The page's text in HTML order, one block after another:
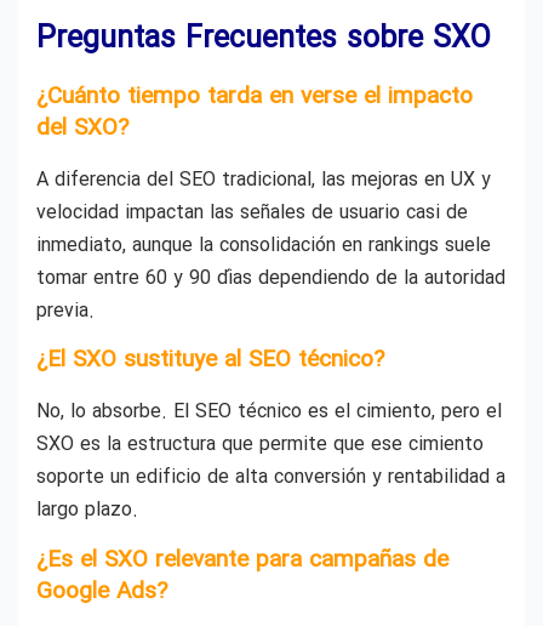
Preguntas Frecuentes sobre SXO
¿Cuánto tiempo tarda en verse el impacto
del SXO?
A diferencia del SEO tradicional, las mejoras en UX y
velocidad impactan las señales de usuario casi de
inmediato, aunque la consolidación en rankings suele
tomar entre 60 y 90 días dependiendo de la autoridad
previa.
¿El SXO sustituye al SEO técnico?
No, lo absorbe. El SEO técnico es el cimiento, pero el
SXO es la estructura que permite que ese cimiento
soporte un edificio de alta conversión y rentabilidad a
largo plazo.
¿Es el SXO relevante para campañas de
Google Ads?